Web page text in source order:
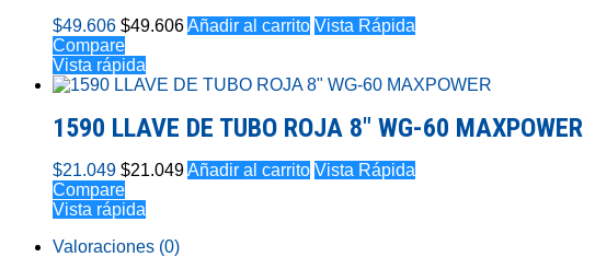
$49.606 $49.606Añadir al carrito Vista Rápida
Compare
Vista rápida
1590 LLAVE DE TUBO ROJA 8″ WG-60 MAXPOWER
$21.049 $21.049Añadir al carrito Vista Rápida
Compare
Vista rápida
Valoraciones (0)